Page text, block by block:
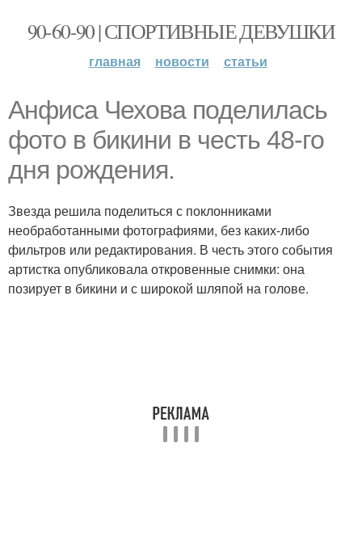
90-60-90 | СПОРТИВНЫЕ ДЕВУШКИ
главная новости статьи
Анфиса Чехова поделилась
фото в бикини в честь 48-го
дня рождения.
Звезда решила поделиться с поклонниками
необработанными фотографиями, без каких-либо
фильтров или редактирования. В честь этого события
артистка опубликовала откровенные снимки: она
позирует в бикини и с широкой шляпой на голове.